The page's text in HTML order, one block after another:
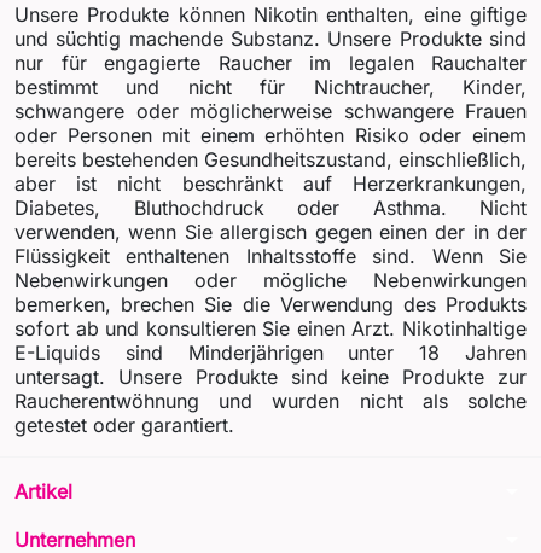
Unsere Produkte können Nikotin enthalten, eine giftige
und süchtig machende Substanz. Unsere Produkte sind
nur für engagierte Raucher im legalen Rauchalter
bestimmt und nicht für Nichtraucher, Kinder,
schwangere oder möglicherweise schwangere Frauen
oder Personen mit einem erhöhten Risiko oder einem
bereits bestehenden Gesundheitszustand, einschließlich,
aber ist nicht beschränkt auf Herzerkrankungen,
Diabetes, Bluthochdruck oder Asthma. Nicht
verwenden, wenn Sie allergisch gegen einen der in der
Flüssigkeit enthaltenen Inhaltsstoffe sind. Wenn Sie
Nebenwirkungen oder mögliche Nebenwirkungen
bemerken, brechen Sie die Verwendung des Produkts
sofort ab und konsultieren Sie einen Arzt. Nikotinhaltige
E-Liquids sind Minderjährigen unter 18 Jahren
untersagt. Unsere Produkte sind keine Produkte zur
Raucherentwöhnung und wurden nicht als solche
getestet oder garantiert.
Artikel
Unternehmen